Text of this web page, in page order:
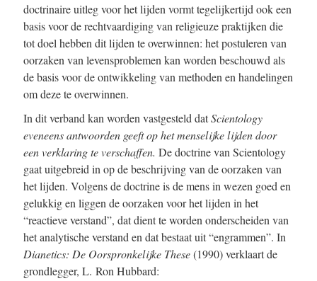
doctrinaire uitleg voor het lijden vormt tegelijkertijd ook een
basis voor de rechtvaardiging van religieuze praktijken die
tot doel hebben dit lijden te overwinnen: het postuleren van
oorzaken van levensproblemen kan worden beschouwd als
de basis voor de ontwikkeling van methoden en handelingen
om deze te overwinnen.
In dit verband kan worden vastgesteld datScientology
eveneens antwoorden geeft op het menselijke lijden door
een verklaring te verschaffen. De doctrine van Scientology
gaat uitgebreid in op de beschrijving van de oorzaken van
het lijden. Volgens de doctrine is de mens in wezen goed en
gelukkig en liggen de oorzaken voor het lijden in het
“reactieve verstand”, dat dient te worden onderscheiden van
het analytische verstand en dat bestaat uit “engrammen”. In
Dianetics: De Oorspronkelijke These(1990) verklaart de
grondlegger, L. Ron Hubbard: